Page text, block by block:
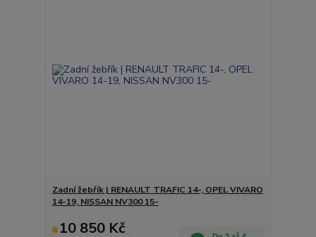
Zadní žebřík | RENAULT TRAFIC 14-, OPEL VIVARO
14-19, NISSAN NV300 15-
10 850 Kč